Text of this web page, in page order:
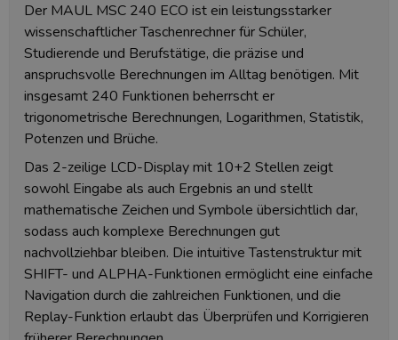
Der MAUL MSC 240 ECO ist ein leistungsstarker
wissenschaftlicher Taschenrechner für Schüler,
Studierende und Berufstätige, die präzise und
anspruchsvolle Berechnungen im Alltag benötigen. Mit
insgesamt 240 Funktionen beherrscht er
trigonometrische Berechnungen, Logarithmen, Statistik,
Potenzen und Brüche.
Das 2-zeilige LCD-Display mit 10+2 Stellen zeigt
sowohl Eingabe als auch Ergebnis an und stellt
mathematische Zeichen und Symbole übersichtlich dar,
sodass auch komplexe Berechnungen gut
nachvollziehbar bleiben. Die intuitive Tastenstruktur mit
SHIFT- und ALPHA-Funktionen ermöglicht eine einfache
Navigation durch die zahlreichen Funktionen, und die
Replay-Funktion erlaubt das Überprüfen und Korrigieren